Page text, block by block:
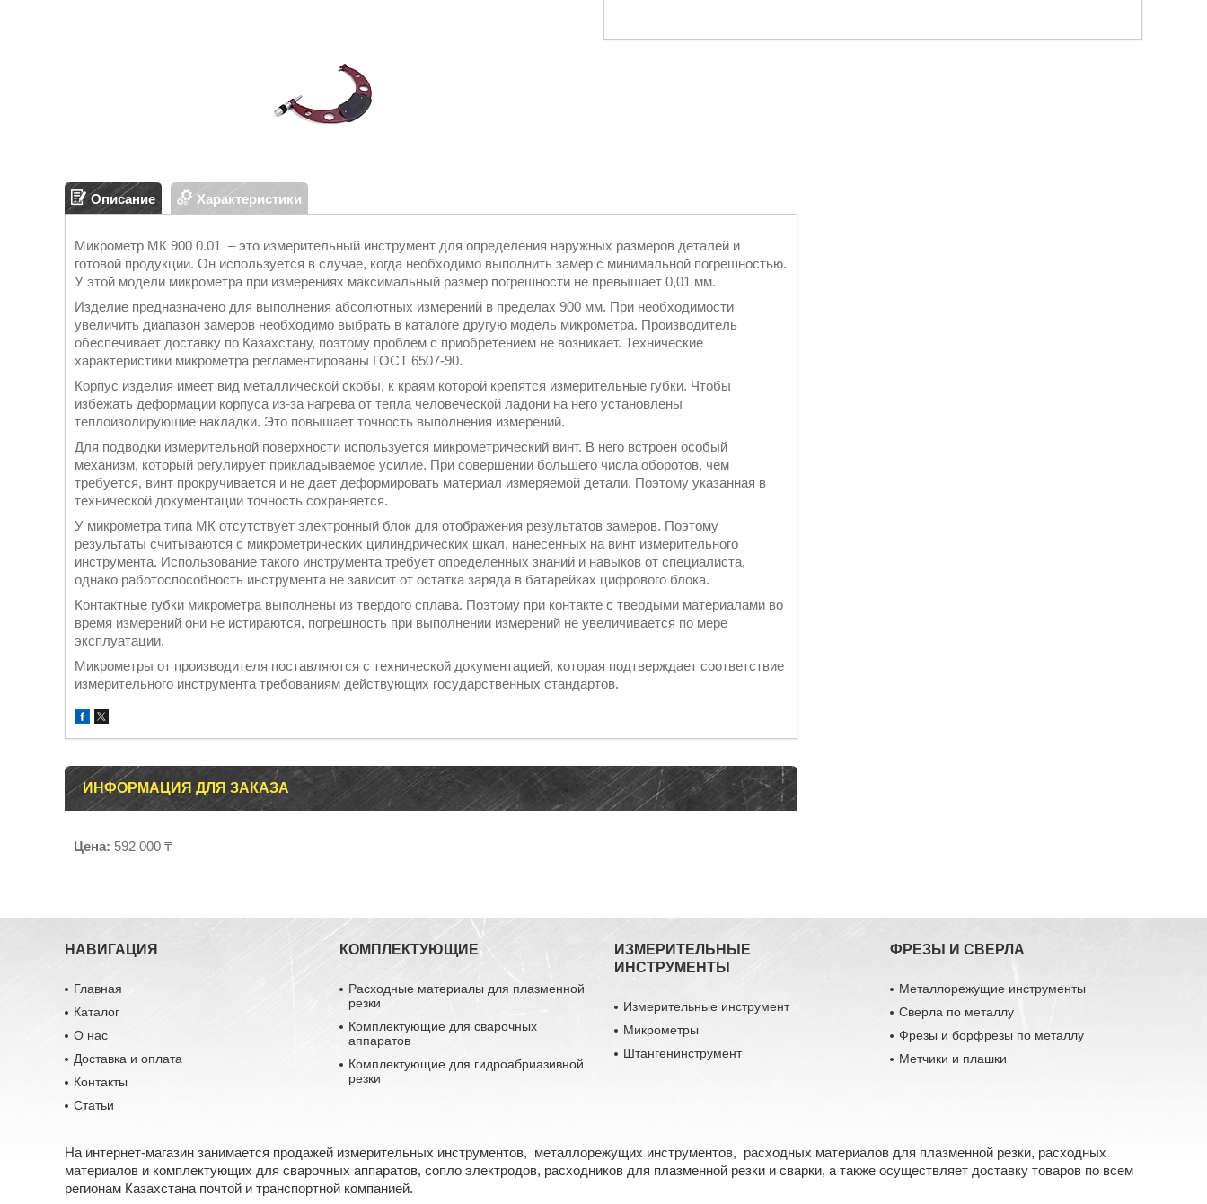
Описание Характеристики
Микрометр МК 900 0.01 – это измерительный инструмент для определения наружных размеров деталей и
готовой продукции. Он используется в случае, когда необходимо выполнить замер с минимальной погрешностью.
У этой модели микрометра при измерениях максимальный размер погрешности не превышает 0,01 мм.
Изделие предназначено для выполнения абсолютных измерений в пределах 900 мм. При необходимости
увеличить диапазон замеров необходимо выбрать в каталоге другую модель микрометра. Производитель
обеспечивает доставку по Казахстану, поэтому проблем с приобретением не возникает. Технические
характеристики микрометра регламентированы ГОСТ 6507-90.
Корпус изделия имеет вид металлической скобы, к краям которой крепятся измерительные губки. Чтобы
избежать деформации корпуса из-за нагрева от тепла человеческой ладони на него установлены
теплоизолирующие накладки. Это повышает точность выполнения измерений.
Для подводки измерительной поверхности используется микрометрический винт. В него встроен особый
механизм, который регулирует прикладываемое усилие. При совершении большего числа оборотов, чем
требуется, винт прокручивается и не дает деформировать материал измеряемой детали. Поэтому указанная в
технической документации точность сохраняется.
У микрометра типа МК отсутствует электронный блок для отображения результатов замеров. Поэтому
результаты считываются с микрометрических цилиндрических шкал, нанесенных на винт измерительного
инструмента. Использование такого инструмента требует определенных знаний и навыков от специалиста,
однако работоспособность инструмента не зависит от остатка заряда в батарейках цифрового блока.
Контактные губки микрометра выполнены из твердого сплава. Поэтому при контакте с твердыми материалами во
время измерений они не истираются, погрешность при выполнении измерений не увеличивается по мере
эксплуатации.
Микрометры от производителя поставляются с технической документацией, которая подтверждает соответствие
измерительного инструмента требованиям действующих государственных стандартов.
ИНФОРМАЦИЯ ДЛЯ ЗАКАЗА
Цена: 592 000 ₸
НАВИГАЦИЯ
Главная
Каталог
О нас
Доставка и оплата
Контакты
Статьи
КОМПЛЕКТУЮЩИЕ
Расходные материалы для плазменной
резки
Комплектующие для сварочных
аппаратов
Комплектующие для гидроабриазивной
резки
ИЗМЕРИТЕЛЬНЫЕ
ИНСТРУМЕНТЫ
Измерительные инструмент
Микрометры
Штангенинструмент
ФРЕЗЫ И СВЕРЛА
Металлорежущие инструменты
Сверла по металлу
Фрезы и борфрезы по металлу
Метчики и плашки
На интернет-магазин занимается продажей измерительных инструментов, металлорежущих инструментов, расходных материалов для плазменной резки, расходных
материалов и комплектующих для сварочных аппаратов, сопло электродов, расходников для плазменной резки и сварки, а также осуществляет доставку товаров по всем
регионам Казахстана почтой и транспортной компанией.